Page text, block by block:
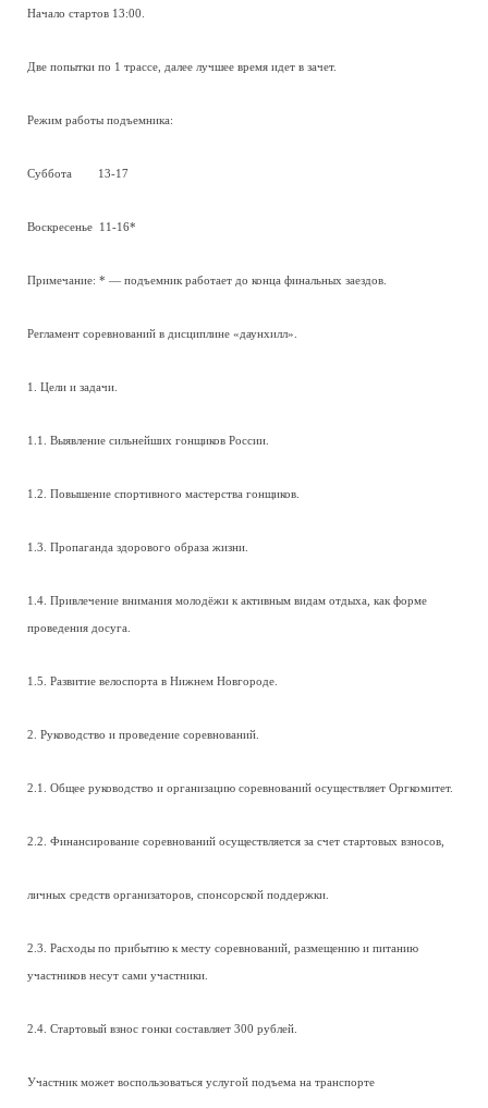
Начало стартов 13:00.
Две попытки по 1 трассе, далее лучшее время идет в зачет.
Режим работы подъемника:
Суббота 13-17
Воскресенье 11-16*
Примечание: * — подъемник работает до конца финальных заездов.
Регламент соревнований в дисциплине «даунхилл».
1. Цели и задачи.
1.1. Выявление сильнейших гонщиков России.
1.2. Повышение спортивного мастерства гонщиков.
1.3. Пропаганда здорового образа жизни.
1.4. Привлечение внимания молодёжи к активным видам отдыха, как форме
проведения досуга.
1.5. Развитие велоспорта в Нижнем Новгороде.
2. Руководство и проведение соревнований.
2.1. Общее руководство и организацию соревнований осуществляет Оргкомитет.
2.2. Финансирование соревнований осуществляется за счет стартовых взносов,
личных средств организаторов, спонсорской поддержки.
2.3. Расходы по прибытию к месту соревнований, размещению и питанию
участников несут сами участники.
2.4. Стартовый взнос гонки составляет 300 рублей.
Участник может воспользоваться услугой подъема на транспорте